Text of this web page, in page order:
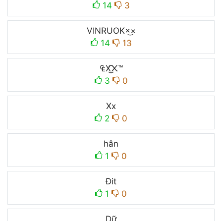
14
3
VINRUOK×͜×
14
13
₠X͜͡᙭™
3
0
Xx
2
0
hân
1
0
Đit
1
0
Dữ